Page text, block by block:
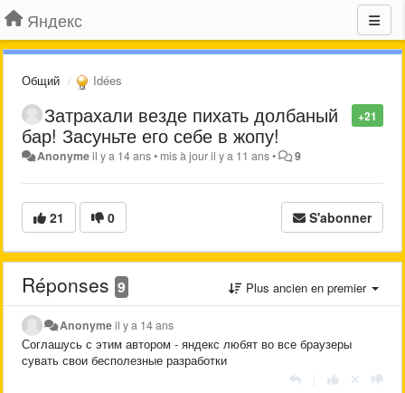
Яндекс
Общий Idées
+21
Затрахали везде пихать долбаный
бар! Засуньте его себе в жопу!
Anonymeil y a 14 ans• mis à jouril y a 11 ans• 9
21 0 S'abonner
Réponses 9 Plus ancien en premier
Anonymeil y a 14 ans
Соглашусь с этим автором - яндекс любят во все браузеры
сувать свои бесполезные разработки